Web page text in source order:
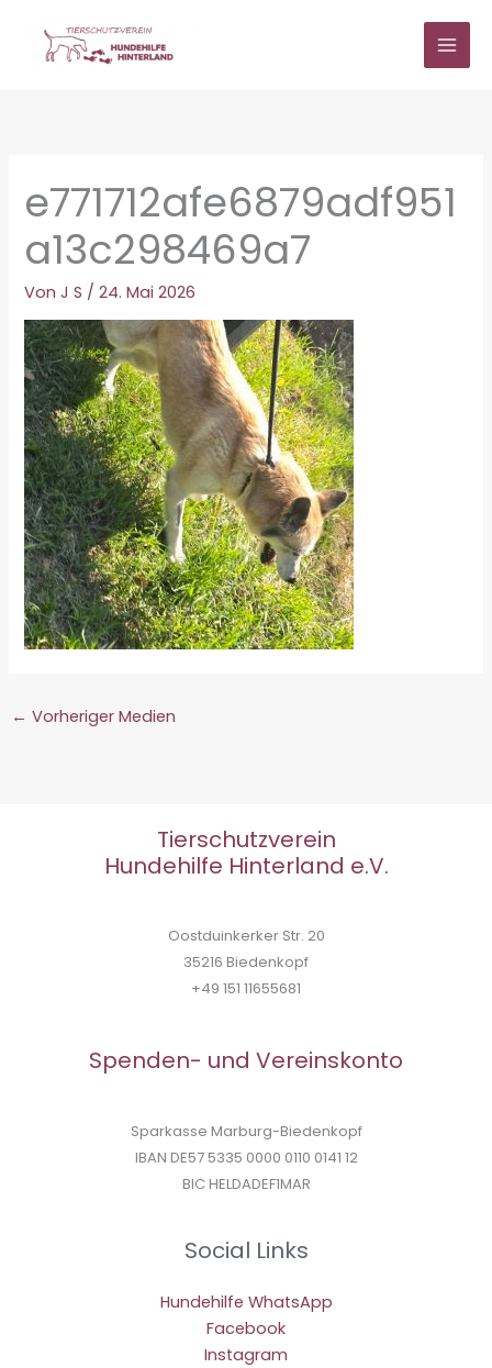
springen
e771712afe6879adf951
a13c298469a7
VonJ S /24. Mai 2026
← Vorheriger Medien
Tierschutzverein
Hundehilfe Hinterland e.V.
Oostduinkerker Str. 20
35216 Biedenkopf
+49 151 11655681
Spenden- und Vereinskonto
Sparkasse Marburg-Biedenkopf
IBAN DE57 5335 0000 0110 0141 12
BIC HELDADEF1MAR
Social Links
Hundehilfe WhatsApp
Facebook
Instagram